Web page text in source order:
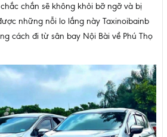
chắn sẽ không khỏi bỡ ngỡ và bị
những nỗi lo lắng này Taxinoibainb
cách đi từ sân bay Nội Bài về Phú Thọ